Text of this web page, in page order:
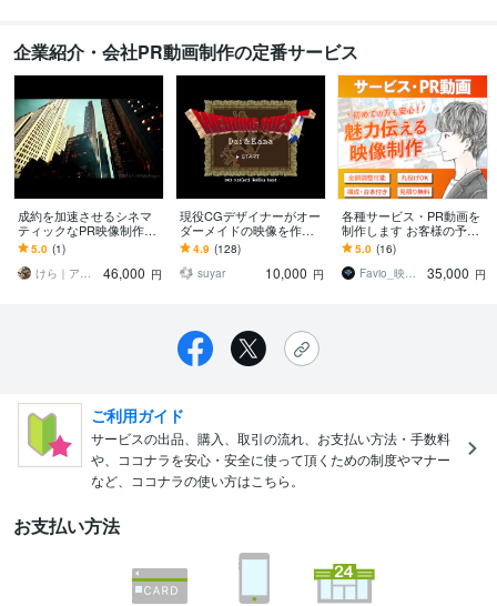
企業紹介・会社PR動画制作の定番サービス
成約を加速させるシネマ
ティックなPR映像制作し
ます 【法人・店舗特化】
素材なしで最強な高品質
ナレーション制作込
5.0 (1)
けら｜アニメ・MV・IT・経営一撃解決
46,000 円
現役CGデザイナーがオー
ダーメイドの映像を作り
ます 超有名アーティスト
のPV、有名企業のCM、未
公開の実績多数！
4.9 (128)
suyar
10,000 円
各種サービス・PR動画を
制作します お客様の予算
に合わせて、クオリティ
ー高く仕上げます
5.0 (16)
Favio_映像クリエイター
35,000 円
ご利用ガイド
サービスの出品、購入、取引の流れ、お支払い方法・手数料
や、ココナラを安心・安全に使って頂くための制度やマナー
など、ココナラの使い方はこちら。
お支払い方法